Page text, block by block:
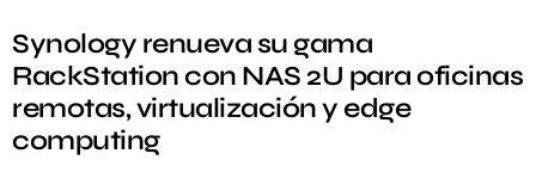
Synology renueva su gama
RackStation con NAS 2U para oficinas
remotas, virtualización y edge
computing